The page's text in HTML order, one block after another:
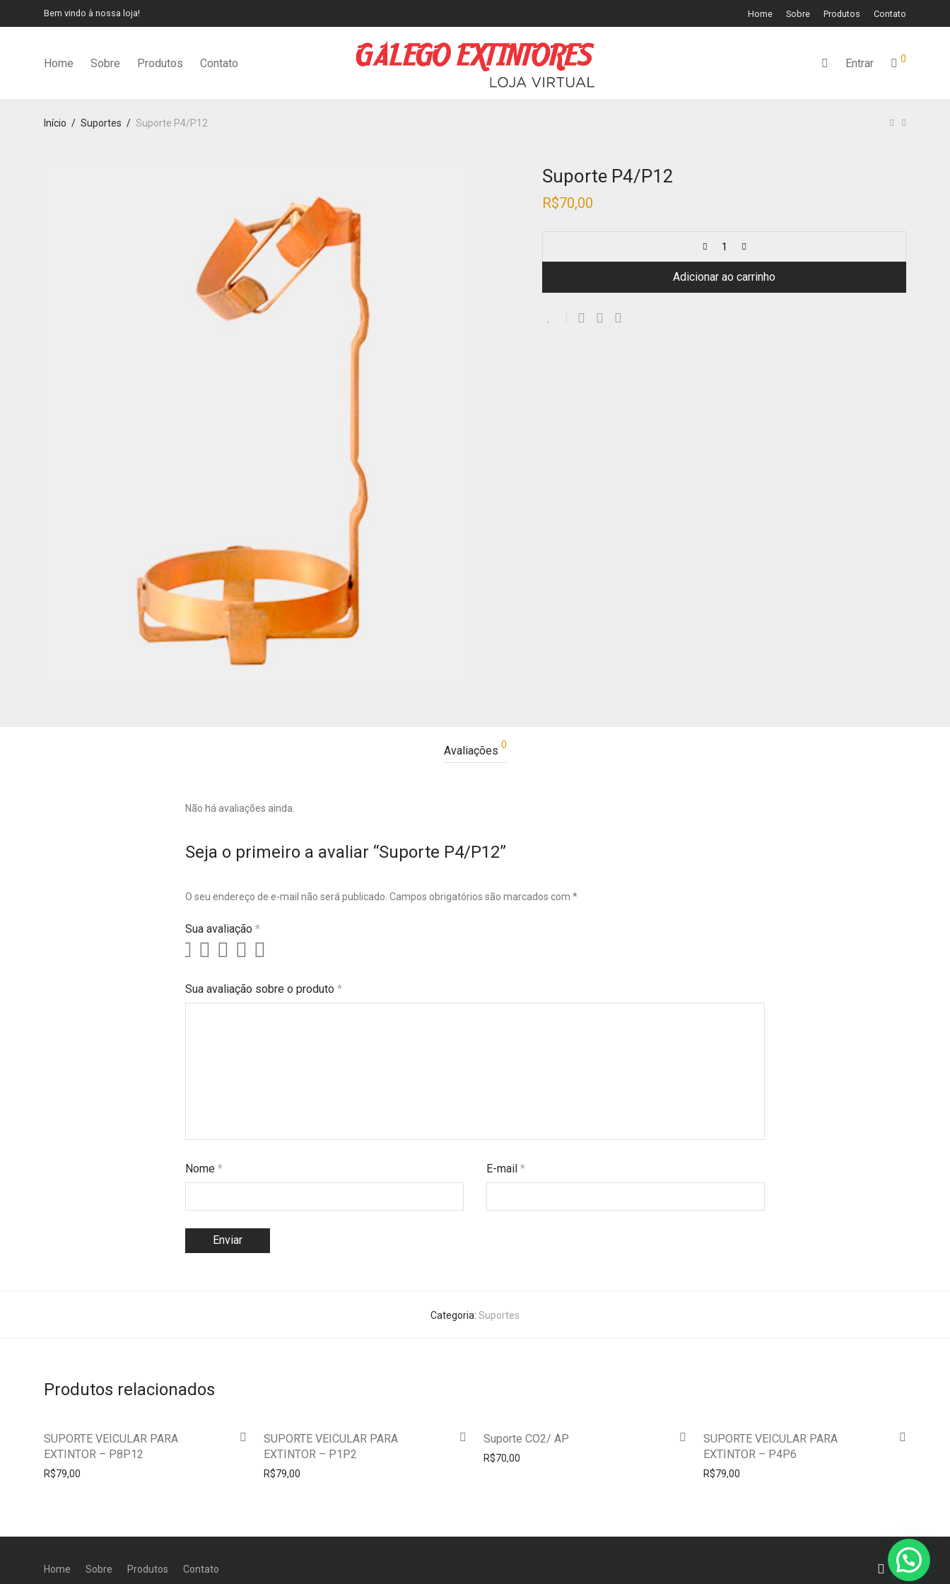
Bem vindo à nossa loja! Home Sobre Produtos Contato
Home Sobre Produtos Contato Entrar 0
Início / Suportes / Suporte P4/P12
Suporte P4/P12
R$70,00
Adicionar ao carrinho
Avaliações 0
Não há avaliações ainda.
Seja o primeiro a avaliar “Suporte P4/P12”
O seu endereço de e-mail não será publicado. Campos obrigatórios são marcados com *
Sua avaliação *
Sua avaliação sobre o produto *
Nome * E-mail*
Categoria: Suportes
Produtos relacionados
SUPORTE VEICULAR PARA
EXTINTOR – P8P12
R$79,00
SUPORTE VEICULAR PARA
EXTINTOR – P1P2
R$79,00
Suporte CO2/ AP
R$70,00
SUPORTE VEICULAR PARA
EXTINTOR – P4P6
R$79,00
Home Sobre Produtos Contato